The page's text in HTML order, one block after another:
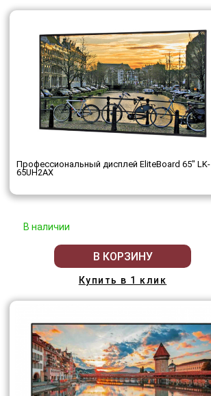
Профессиональный дисплей EliteBoard 65" LK-
65UH2AX
В наличии
В КОРЗИНУ
Купить в 1 клик